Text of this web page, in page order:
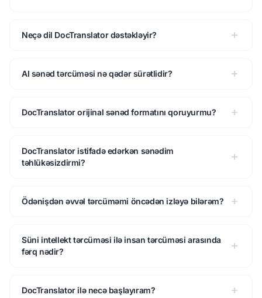
Neçə dil DocTranslator dəstəkləyir?
AI sənəd tərcüməsi nə qədər sürətlidir?
DocTranslator orijinal sənəd formatını qoruyurmu?
DocTranslator istifadə edərkən sənədim
təhlükəsizdirmi?
Ödənişdən əvvəl tərcüməmi öncədən izləyə bilərəm?
Süni intellekt tərcüməsi ilə insan tərcüməsi arasında
fərq nədir?
DocTranslator ilə necə başlayıram?